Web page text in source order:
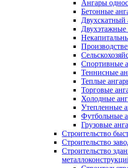
Ангары
Бетонные
Двухскатный
Двухэтажные
Спортивные
Теннисные
Теплые
Торговые
Холодные
Утепленные
Футбольные
Грузовые
Строительство
Строительство
Строительство